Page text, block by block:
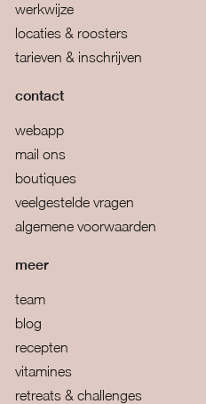
werkwijze
locaties & roosters
tarieven & inschrijven
contact
webapp
mail ons
boutiques
veelgestelde vragen
algemene voorwaarden
meer
team
blog
recepten
vitamines
retreats & challenges